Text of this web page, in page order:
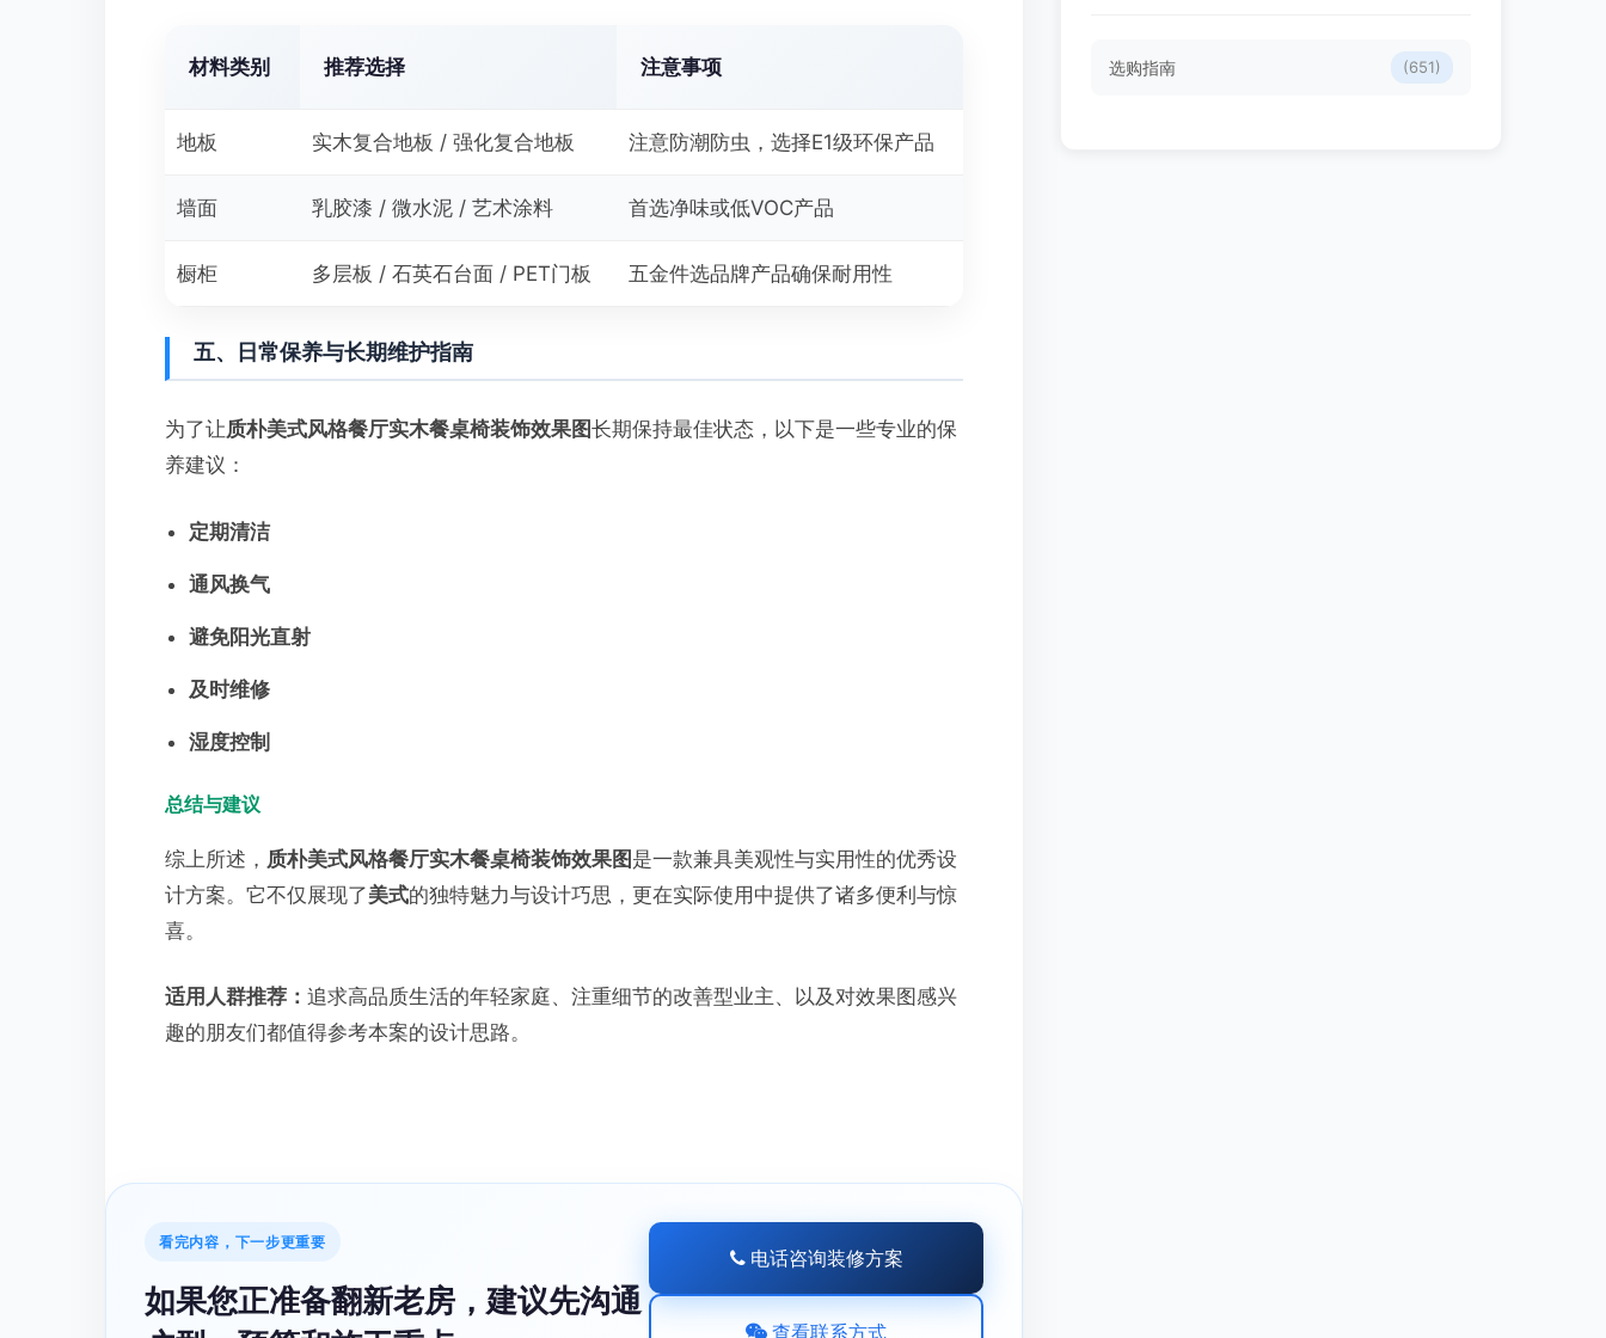
材料类别 推荐选择 注意事项
地板 实木复合地板 / 强化复合地板 注意防潮防虫，选择E1级环保产品
墙面 乳胶漆 / 微水泥 / 艺术涂料 首选净味或低VOC产品
橱柜 多层板 / 石英石台面 / PET门板 五金件选品牌产品确保耐用性
五、日常保养与长期维护指南
为了让质朴美式风格餐厅实木餐桌椅装饰效果图长期保持最佳状态，以下是一些专业的保
养建议：
定期清洁
通风换气
避免阳光直射
及时维修
湿度控制
总结与建议
综上所述， 质朴美式风格餐厅实木餐桌椅装饰效果图 是一款兼具美观性与实用性的优秀设
计方案。它不仅展现了美式的独特魅力与设计巧思，更在实际使用中提供了诸多便利与惊
喜。
适用人群推荐： 追求高品质生活的年轻家庭、注重细节的改善型业主、以及对效果图感兴
趣的朋友们都值得参考本案的设计思路。
看完内容，下一步更重要
如果您正准备翻新老房，建议先沟通
电话咨询装修方案
查看联系方式
选购指南 (651)